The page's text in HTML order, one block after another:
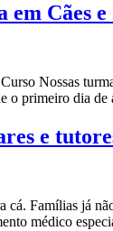
Cães e
Nossas
primeiro dia
e
Famílias já
médico